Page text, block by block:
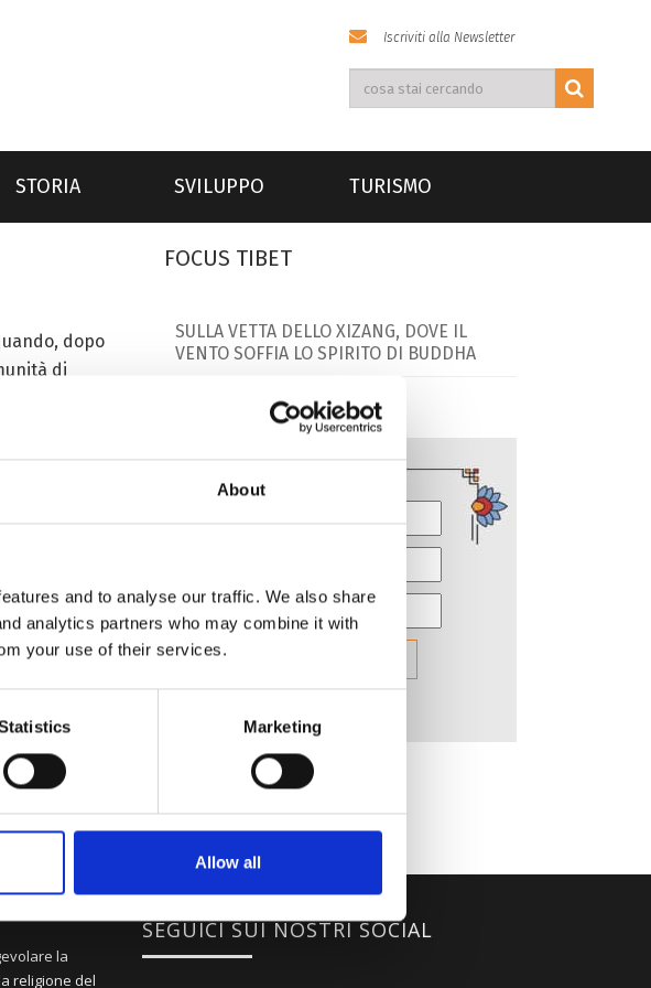
About
and to analyse our traffic. We also share
analytics partners who may combine it with
your use of their services.
Marketing
Allow all
Iscriviti alla Newsletter
STORIA SVILUPPO TURISMO
dopo
di
FOCUS TIBET
SULLA VETTA DELLO XIZANG, DOVE IL
VENTO SOFFIA LO SPIRITO DI BUDDHA
la
religione del
SEGUICI SUI NOSTRI SOCIAL